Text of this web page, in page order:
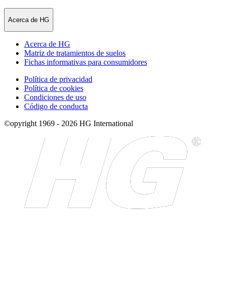
Acerca de HG
Acerca de HG
Matriz de tratamientos de suelos
Fichas informativas para consumidores
Política de privacidad
Política de cookies
Condiciones de uso
Código de conducta
©opyright 1969 - 2026 HG International